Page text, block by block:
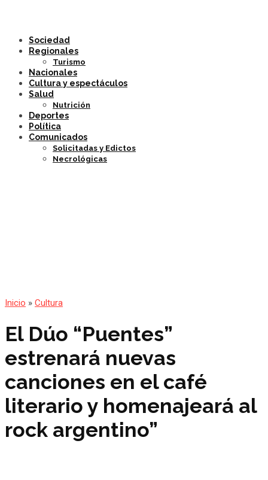
Sociedad
Regionales
Turismo
Nacionales
Cultura y espectáculos
Salud
Nutrición
Deportes
Política
Comunicados
Solicitadas y Edictos
Necrológicas
Inicio » Cultura
El Dúo “Puentes”
estrenará nuevas
canciones en el café
literario y homenajeará al
rock argentino”